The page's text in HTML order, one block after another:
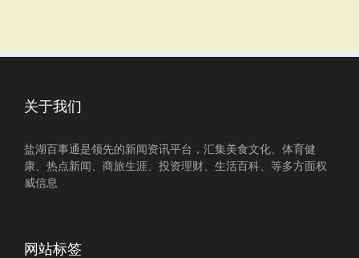
关于我们
盐湖百事通是领先的新闻资讯平台，汇集美食文化、体育健
康、热点新闻、商旅生涯、投资理财、生活百科、等多方面权
威信息
网站标签